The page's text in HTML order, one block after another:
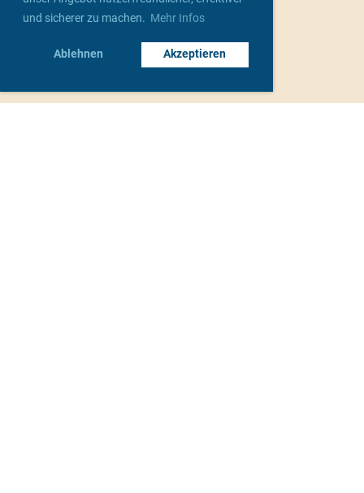
und sicherer zu machen. Mehr Infos
Ablehnen Akzeptieren